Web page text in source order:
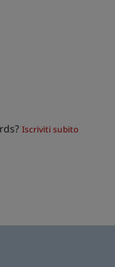
Iscriviti subito